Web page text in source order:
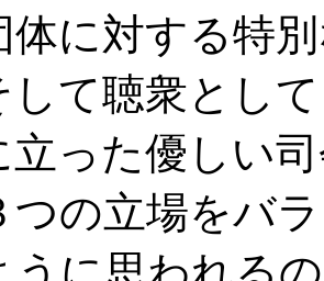
体に対する特
して聴衆とし
立った優しい
つの立場をバ